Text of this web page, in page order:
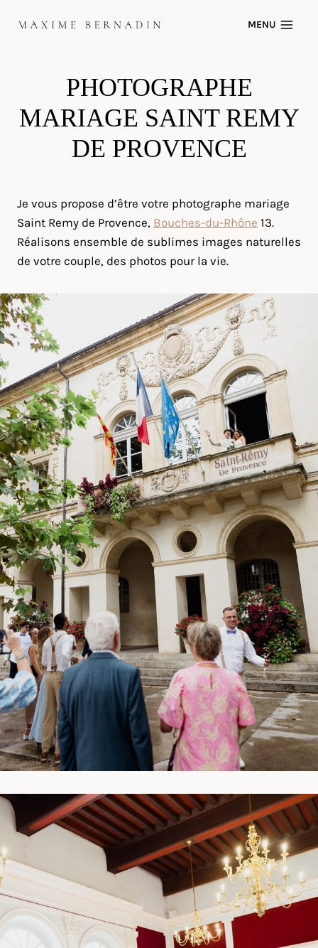
MENU
PHOTOGRAPHE
MARIAGE SAINT REMY
DE PROVENCE
Je vous propose d’être votre photographe mariage
Saint Remy de Provence, Bouches-du-Rhône 13.
Réalisons ensemble de sublimes images naturelles
de votre couple, des photos pour la vie.